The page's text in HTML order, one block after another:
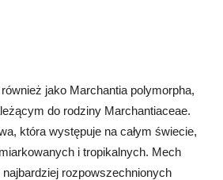
jako Marchantia polymorpha,
do rodziny Marchantiaceae.
która występuje na całym świecie,
i tropikalnych. Mech
rozpowszechnionych